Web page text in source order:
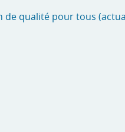
de qualité pour tous